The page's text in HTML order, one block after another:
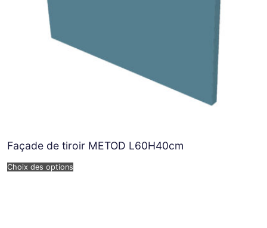
Façade de tiroir METOD L60H40cm
Choix des options